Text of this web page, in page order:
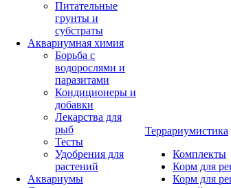
Питательные
грунты и
субстраты
Аквариумная химия
Борьба с
водорослями и
паразитами
Кондиционеры и
добавки
Лекарства для
рыб
Тесты
Удобрения для
растений
Аквариумы
Террариумистика
Комплекты
Корм для
Корм для